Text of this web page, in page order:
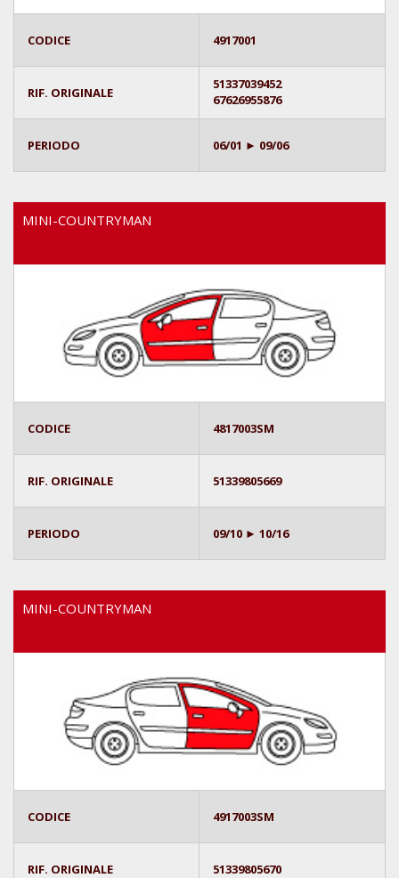
CODICE 4917001
RIF. ORIGINALE
51337039452
67626955876
PERIODO 06/01 ► 09/06
MINI-COUNTRYMAN
CODICE 4817003SM
RIF. ORIGINALE 51339805669
PERIODO 09/10 ► 10/16
MINI-COUNTRYMAN
CODICE 4917003SM
RIF. ORIGINALE 51339805670